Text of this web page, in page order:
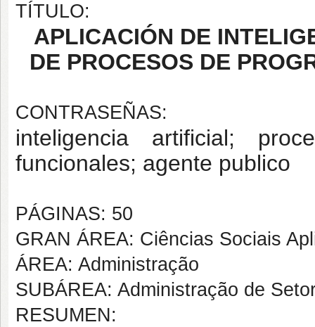
TÍTULO:
APLICACIÓN DE
DE PROCESOS DE
CONTRASEÑAS:
inteligencia artificial;
funcionales; agente publico
PÁGINAS: 50
GRAN ÁREA: Ciências Sociais
ÁREA: Administração
SUBÁREA: Administração de
RESUMEN: